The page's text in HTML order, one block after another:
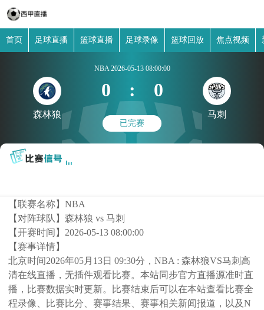
首页 足球直播 篮球直播 足球录像 篮球回放 焦点视频
森林狼
NBA 2026-05-13 08:00:00
0 : 0
已完赛
马刺
【联赛名称】NBA
【对阵球队】森林狼 vs 马刺
【开赛时间】 2026-05-13 08:00:00
【赛事详情】
北京时间2026年05月13日 09:30分，NBA : 森林狼VS马刺高
清在线直播，无插件观看比赛。本站同步官方直播源准时直
播，比赛数据实时更新。比赛结束后可以在本站查看比赛全
程录像、比赛比分、赛事结果、赛事相关新闻报道，以及N